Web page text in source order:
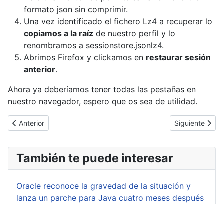
formato json sin comprimir.
Una vez identificado el fichero Lz4 a recuperar lo
copiamos a la raíz de nuestro perfil y lo
renombramos a sessionstore.jsonlz4.
Abrimos Firefox y clickamos en restaurar sesión
anterior.
Ahora ya deberíamos tener todas las pestañas en
nuestro navegador, espero que os sea de utilidad.
Artículo anterior: [Cybertruco]Resetear la contraseña del
Anterior Artículo
Siguiente
También te puede interesar
Oracle reconoce la gravedad de la situación y
lanza un parche para Java cuatro meses después